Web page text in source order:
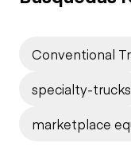
Conventional
specialty-trucks
marketplace